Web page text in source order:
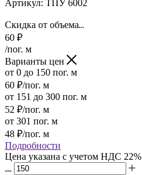
Артикул: ТПУ 6002
Скидка от объема
60 ₽
/пог. м
Варианты цен
от 0 до 150 пог. м
60 ₽/пог. м
от 151 до 300 пог. м
52 ₽/пог. м
от 301 пог. м
48 ₽/пог. м
Подробности
Цена указана с учетом НДС 22%